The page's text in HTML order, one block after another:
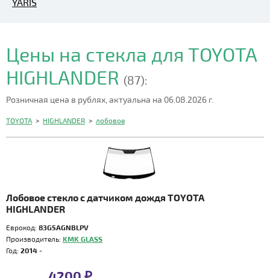
Цены на стекла для TOYOTA
HIGHLANDER (87):
Розничная цена в рублях, актуальна на 06.08.2026 г.
TOYOTA > HIGHLANDER > лобовое
Лобовое стекло с датчиком дождя TOYOTA
HIGHLANDER
Еврокод: 83G5AGNBLPV
Производитель: KMK GLASS
Год: 2014 -